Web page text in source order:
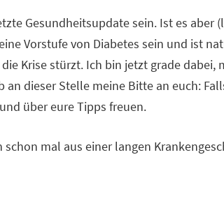
Gesundheitsupdate sein. Ist es
Vorstufe von Diabetes sein und ist
Krise stürzt. Ich bin jetzt grade
an dieser Stelle meine Bitte an euch:
über eure Tipps freuen.
mal aus einer langen